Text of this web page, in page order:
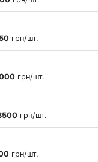
грн/шт.
грн/шт.
грн/шт.
грн/шт.